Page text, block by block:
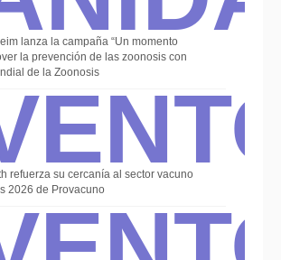
lanza la campaña “Un momento
la prevención de las zoonosis con
de la Zoonosis
refuerza su cercanía al sector vacuno
2026 de Provacuno